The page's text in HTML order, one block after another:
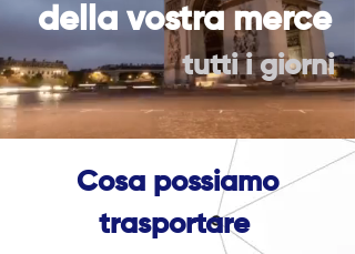
della vostra merce
tutti i giorni
Cosa possiamo
trasportare